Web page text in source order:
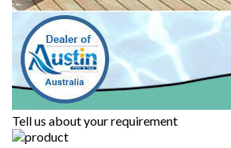
Tell us about your requirement